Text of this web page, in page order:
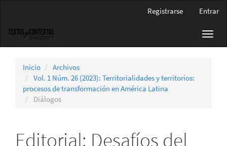
principal
Barra
Registrarse Entrar
Inicio
Archivos
Vol. 1 Núm. 26 (2023): Territorialidades y territorios:
procesos de transformación en América Latina
Diálogos
Editorial: Desafíos del